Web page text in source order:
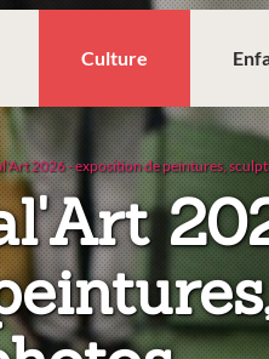
Culture
2026 - exposition de peintures,